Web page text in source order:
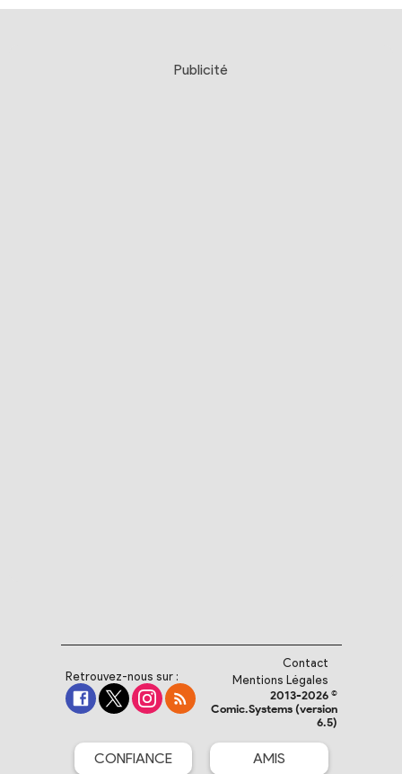
Publicité
Retrouvez-nous sur :
Contact
Mentions Légales
2013-2026 ©
Comic.Systems (version
6.5)
CONFIANCE AMIS